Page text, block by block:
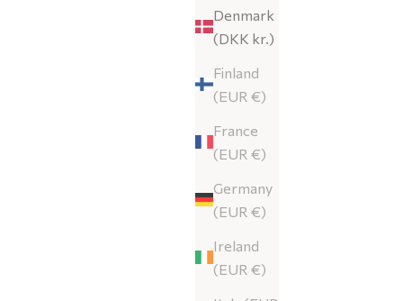
Denmark
(DKK kr.)
Finland
(EUR €)
France
(EUR €)
Germany
(EUR €)
Ireland
(EUR €)